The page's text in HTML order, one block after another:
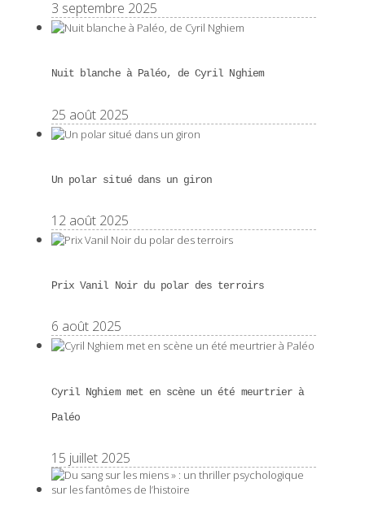
3 septembre 2025
Nuit blanche à Paléo, de Cyril Nghiem
25 août 2025
Un polar situé dans un giron
12 août 2025
Prix Vanil Noir du polar des terroirs
6 août 2025
Cyril Nghiem met en scène un été meurtrier à
Paléo
15 juillet 2025